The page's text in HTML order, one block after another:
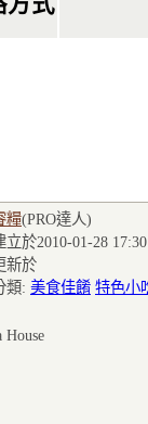
糧(PRO達人)
立於2010-01-28
新於
類: 美食佳餚 特色小